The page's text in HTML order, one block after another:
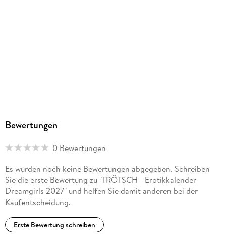
Bewertungen
0 Bewertungen
Es wurden noch keine Bewertungen abgegeben. Schreiben
Sie die erste Bewertung zu "TRÖTSCH - Erotikkalender
Dreamgirls 2027" und helfen Sie damit anderen bei der
Kaufentscheidung.
Erste Bewertung schreiben